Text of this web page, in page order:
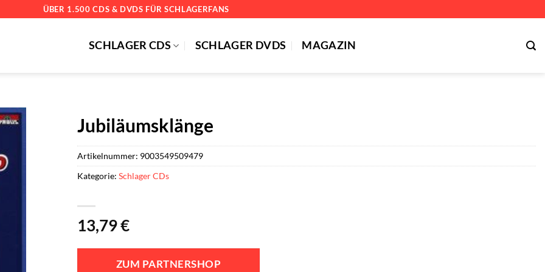
ÜBER 1.500 CDS & DVDS FÜR SCHLAGERFANS
SCHLAGER CDS SCHLAGER DVDS MAGAZIN
Jubiläumsklänge
13,79€
ZUM PARTNERSHOP
Artikelnummer: 9003549509479
Kategorie: Schlager CDs